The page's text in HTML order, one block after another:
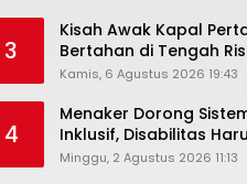
Awards 2026
3
Kisah Awak Kapal
Bertahan di Tengah
Pelayaran Selat
Kamis, 6 Agustus 2026 19:43
4
Menaker Dorong
Inklusif, Disabilitas
Dapat Kesempatan
Minggu, 2 Agustus 2026 11:13